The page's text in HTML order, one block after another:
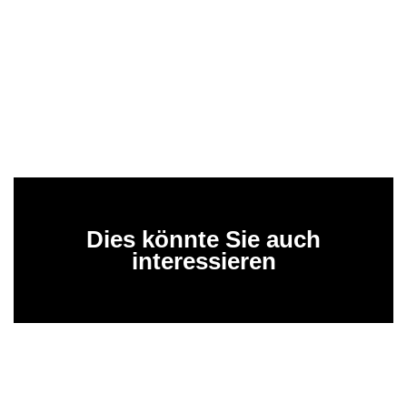
Dies könnte Sie auch
interessieren